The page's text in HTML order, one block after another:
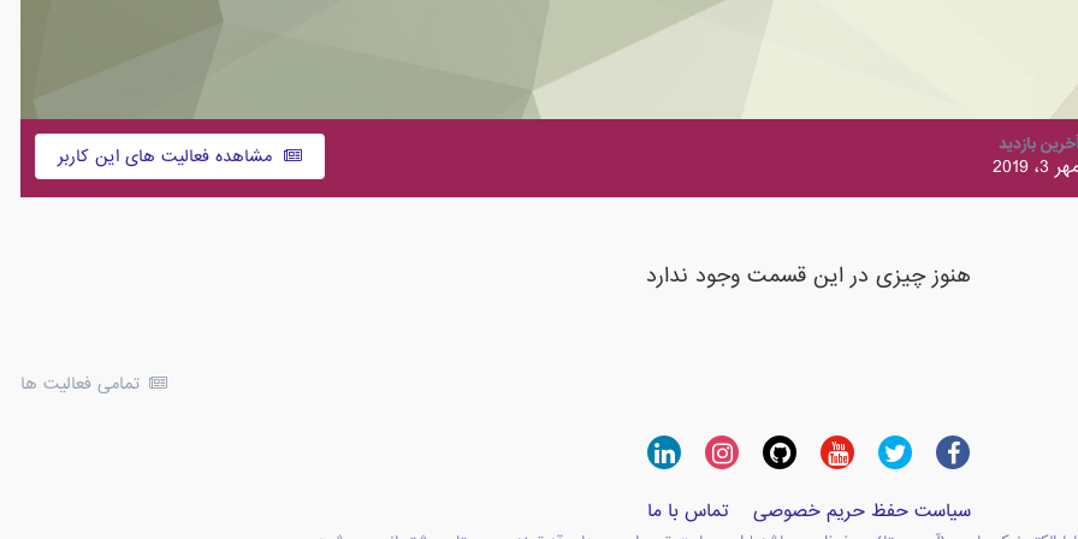
مشاهده فعالیت های این کاربر بازدید
3، 2019
هنوز چیزی در این قسمت وجود ندارد
تمامی فعالیت ها
سیاست حفظ حریم خصوصی تماس با ما